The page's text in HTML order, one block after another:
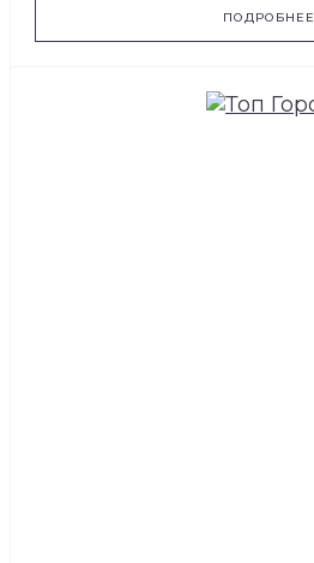
ПОДРОБНЕЕ